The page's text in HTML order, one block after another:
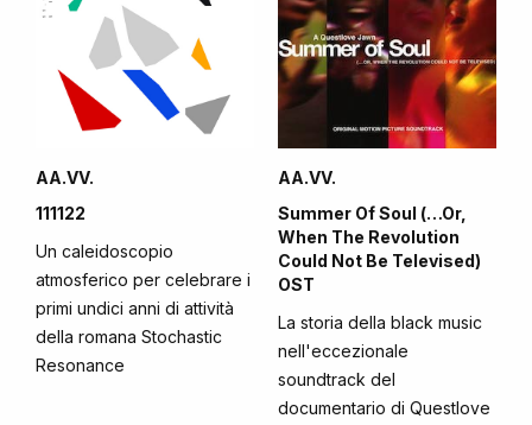
AA.VV.
111122
Un caleidoscopio
atmosferico per celebrare i
primi undici anni di attività
della romana Stochastic
Resonance
AA.VV.
Summer Of Soul (…Or,
When The Revolution
Could Not Be Televised)
OST
La storia della black music
nell'eccezionale
soundtrack del
documentario di Questlove